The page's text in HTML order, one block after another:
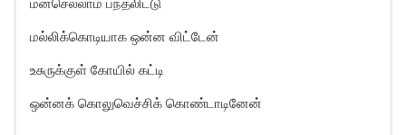
மல்லிக்கொடியாக ஒன்ன விட்டேன்
உசுருக்குள் கோயில் கட்டி
ஒன்னக் கொலுவெச்சிக் கொண்டாடினேன்